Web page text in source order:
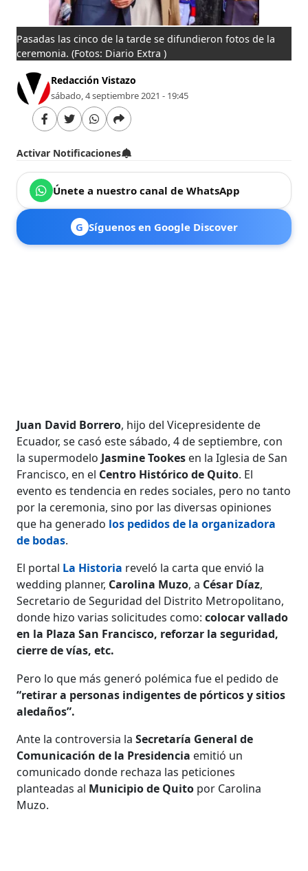
Pasadas las cinco de la tarde se difundieron fotos de la
ceremonia.(Fotos: Diario Extra )
Redacción Vistazo
sábado, 4 septiembre 2021 - 19:45
Activar Notificaciones
Únete a nuestro canal de WhatsApp
G Síguenos en Google Discover
Juan David Borrero, hijo del Vicepresidente de
Ecuador, se casó este sábado, 4 de septiembre, con
la supermodelo Jasmine Tookes en la Iglesia de San
Francisco, en el Centro Histórico de Quito. El
evento es tendencia en redes sociales, pero no tanto
por la ceremonia, sino por las diversas opiniones
que ha generado los pedidos de la organizadora
de bodas.
El portal La Historia reveló la carta que envió la
wedding planner, Carolina Muzo, a César Díaz,
Secretario de Seguridad del Distrito Metropolitano,
donde hizo varias solicitudes como:colocar vallado
en la Plaza San Francisco, reforzar la seguridad,
cierre de vías, etc.
Pero lo que más generó polémica fue el pedido de
“retirar a personas indigentes de pórticos y sitios
aledaños”.
Ante la controversia laSecretaría General de
Comunicación de la Presidencia emitió un
comunicado donde rechaza las peticiones
planteadas al Municipio de Quito por Carolina
Muzo.